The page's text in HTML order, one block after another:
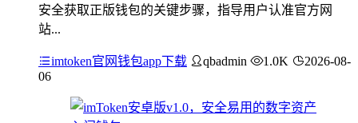
安全获取正版钱包的关键步骤，指导用户认准官方网
站...
imtoken官网钱包app下载 qbadmin 1.0K
2026-08-
06